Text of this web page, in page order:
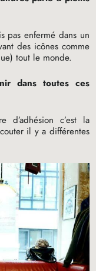
pas enfermé dans un
des icônes comme
tout le monde.
dans toutes ces
c’est la
il y a différentes